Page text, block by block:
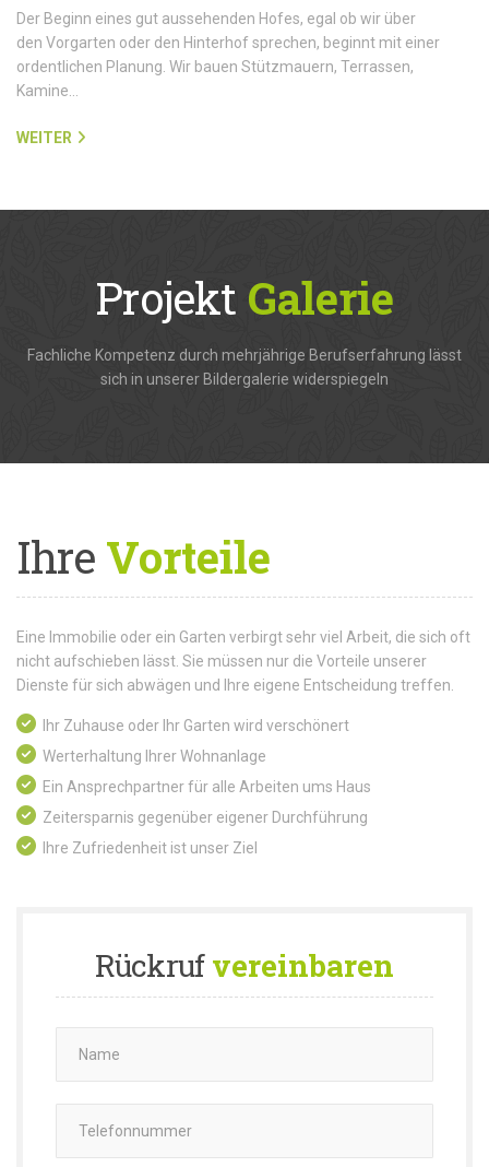
Der Beginn eines gut aussehenden Hofes, egal ob wir über
den Vorgarten oder den Hinterhof sprechen, beginnt mit einer
ordentlichen Planung. Wir bauen Stützmauern, Terrassen,
Kamine…
WEITER
Projekt Galerie
Fachliche Kompetenz durch mehrjährige Berufserfahrung lässt
sich in unserer Bildergalerie widerspiegeln
IhreVorteile
Eine Immobilie oder ein Garten verbirgt sehr viel Arbeit, die sich oft
nicht aufschieben lässt. Sie müssen nur die Vorteile unserer
Dienste für sich abwägen und Ihre eigene Entscheidung treffen.
Ihr Zuhause oder Ihr Garten wird verschönert
Werterhaltung Ihrer Wohnanlage
Ein Ansprechpartner für alle Arbeiten ums Haus
Zeitersparnis gegenüber eigener Durchführung
Ihre Zufriedenheit ist unser Ziel
Rückrufvereinbaren